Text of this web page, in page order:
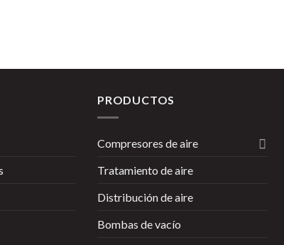
PRODUCTOS
Compresores de aire
Tratamiento de aire
Distribución de aire
Bombas de vacío